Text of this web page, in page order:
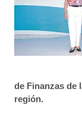
de Finanzas de
región.